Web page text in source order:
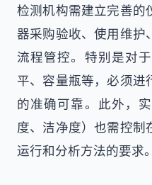
检测机构需建立完善的
器采购验收、使用维护
流程管控。特别是对
平、容量瓶等，必须进
的准确可靠。此外，
度、洁净度）也需控制
运行和分析方法的要求。